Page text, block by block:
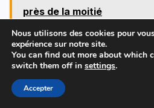
près de la moitié
Une migration réussie se
baisse sans créer de
signal le plus fiable est
Nous utilisons des cookies pour
expérience sur notre site.
You can find out more about which
switch them off in settings.
Accepter